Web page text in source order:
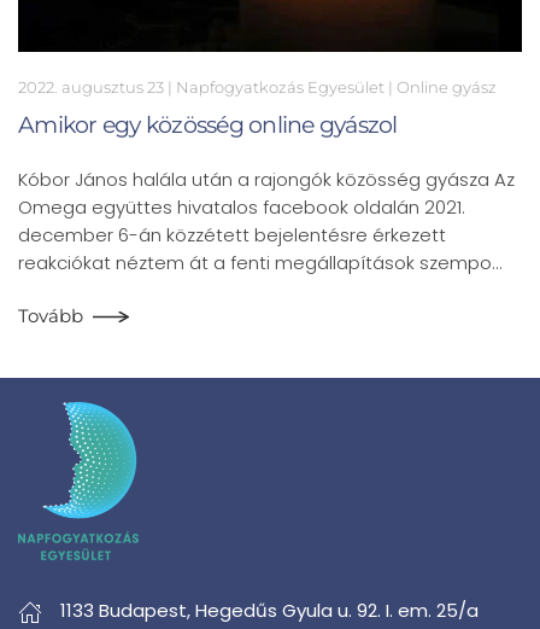
2022. augusztus 23 | Napfogyatkozás Egyesület | Online gyász
Amikor egy közösség online gyászol
Kóbor János halála után a rajongók közösség gyásza Az
Omega együttes hivatalos facebook oldalán 2021.
december 6-án közzétett bejelentésre érkezett
reakciókat néztem át a fenti megállapítások szempo…
Tovább
1133 Budapest,Hegedűs Gyula u. 92. I. em. 25/a